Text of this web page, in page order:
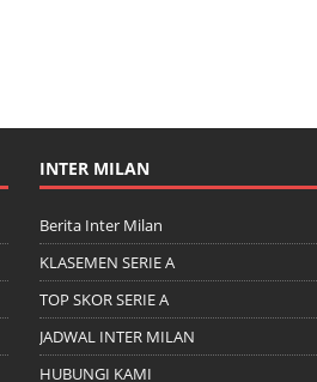
INTER MILAN
Berita Inter Milan
KLASEMEN SERIE A
TOP SKOR SERIE A
JADWAL INTER MILAN
HUBUNGI KAMI